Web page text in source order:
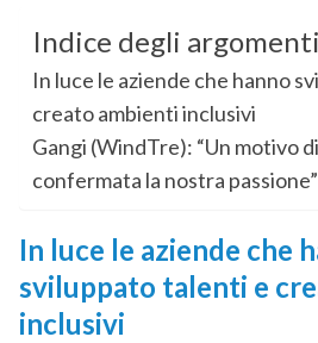
Indice degli argomenti
In luce le aziende che hanno
creato ambienti inclusivi
Gangi (WindTre): “Un motivo
confermata la nostra passione”
In luce le aziende che
sviluppato talenti e
inclusivi